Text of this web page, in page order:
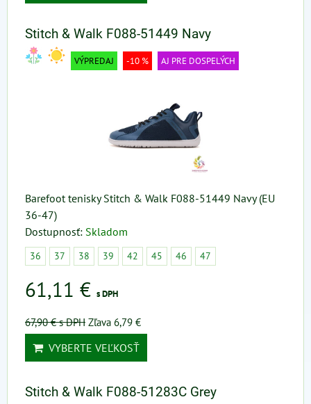
Stitch & Walk F088-51449 Navy
VÝPREDAJ -10 % AJ PRE DOSPELÝCH
Barefoot tenisky Stitch & Walk F088-51449 Navy (EU
36-47)
Dostupnosť: Skladom
36 37 38 39 42 45 46 47
61,11 € s DPH
67,90 €s DPH Zľava 6,79 €
VYBERTE VEĽKOSŤ
Stitch & Walk F088-51283C Grey